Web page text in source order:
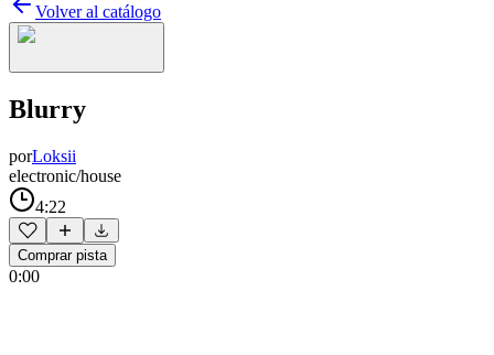
Volver al catálogo
Blurry
porLoksii
electronic/house
4:22
Comprar pista
0:00